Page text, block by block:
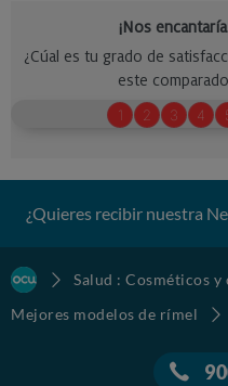
¿Quieres recibir nuestra
Salud : Cosméticos
Mejores modelos de rímel